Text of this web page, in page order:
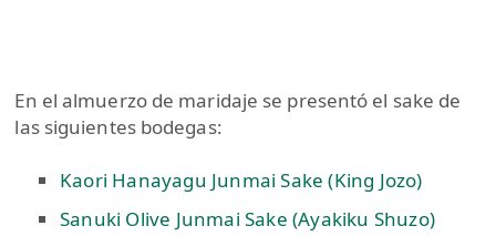
En el almuerzo de maridaje se presentó el sake de
las siguientes bodegas:
Kaori Hanayagu Junmai Sake (King Jozo)
Sanuki Olive Junmai Sake (Ayakiku Shuzo)